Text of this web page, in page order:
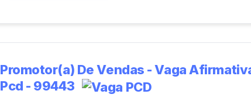
Promotor(a) De Vendas - Vaga
Pcd - 99443